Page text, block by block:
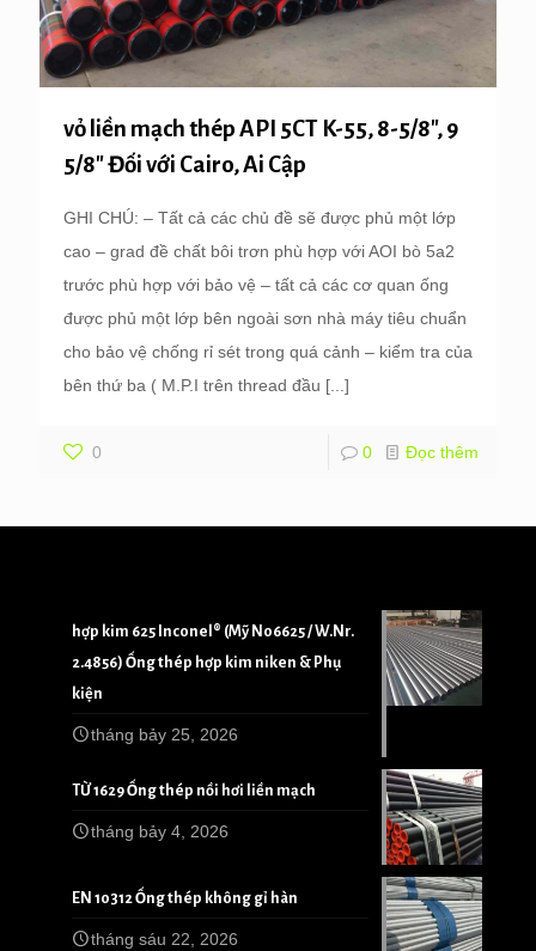
vỏ liền mạch thép API 5CT K-55, 8-5/8″, 9
5/8″ Đối với Cairo, Ai Cập
GHI CHÚ: – Tất cả các chủ đề sẽ được phủ một lớp
cao – grad đề chất bôi trơn phù hợp với AOI bò 5a2
trước phù hợp với bảo vệ – tất cả các cơ quan ống
được phủ một lớp bên ngoài sơn nhà máy tiêu chuẩn
cho bảo vệ chống rỉ sét trong quá cảnh – kiểm tra của
bên thứ ba ( M.P.I trên thread đầu [...]
0 0 Đọc thêm
hợp kim 625 Inconel® (Mỹ N06625 / W.Nr.
2.4856) Ống thép hợp kim niken & Phụ
kiện
tháng bảy 25, 2026
TỪ 1629 Ống thép nồi hơi liền mạch
tháng bảy 4, 2026
EN 10312 Ống thép không gỉ hàn
tháng sáu 22, 2026